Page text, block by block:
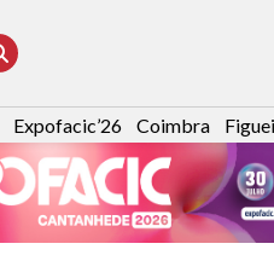
Expofacic’26 Coimbra